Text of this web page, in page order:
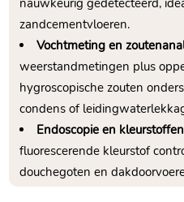
nauwkeurig gedetecteerd,
zandcementvloeren.​
Vochtmeting en
weerstandmetingen plus
hygroscopische zouten
condens of
Endoscopie en kleurstoffen
fluorescerende kleurstof
douchegoten en